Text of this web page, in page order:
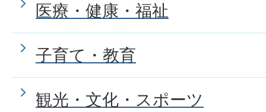
医療・健康・福祉
子育て・教育
観光・文化・スポーツ